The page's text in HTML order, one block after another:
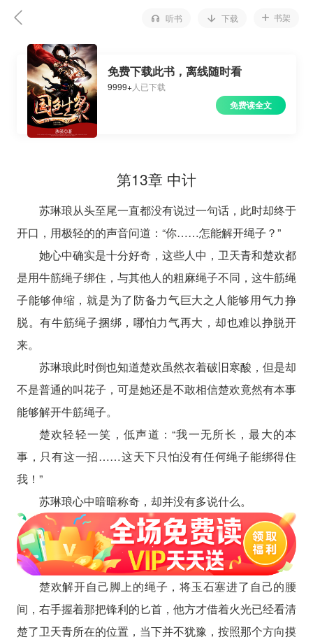
听书 下载 书架
免费下载此书，离线随时看
9999+人已下载
免费读全文
第13章 中计
苏琳琅从头至尾一直都没有说过一句话，此时却终于
开口，用极轻的的声音问道：“你……怎能解开绳子？”
她心中确实是十分好奇，这些人中，卫天青和楚欢都
是用牛筋绳子绑住，与其他人的粗麻绳子不同，这牛筋绳
子能够伸缩，就是为了防备力气巨大之人能够用气力挣
脱。有牛筋绳子捆绑，哪怕力气再大，却也难以挣脱开
来。
苏琳琅此时倒也知道楚欢虽然衣着破旧寒酸，但是却
不是普通的叫花子，可是她还是不敢相信楚欢竟然有本事
能够解开牛筋绳子。
楚欢轻轻一笑，低声道：“我一无所长，最大的本
事，只有这一招……这天下只怕没有任何绳子能绑得住
我！”
苏琳琅心中暗暗称奇，却并没有多说什么。
楚欢解开自己脚上的绳子，将玉石塞进了自己的腰
间，右手握着那把锋利的匕首，他方才借着火光已经看清
楚了卫天青所在的位置，当下并不犹豫，按照那个方向摸